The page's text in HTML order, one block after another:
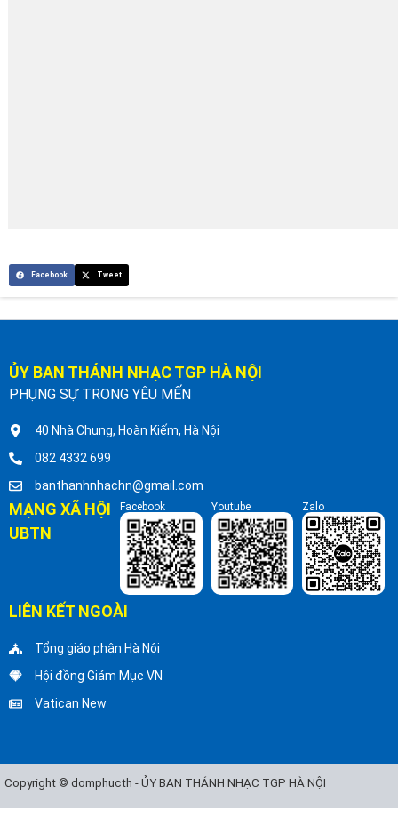
Facebook Tweet
ỦY BAN THÁNH NHẠC TGP HÀ NỘI
PHỤNG SỰ TRONG YÊU MẾN
40 Nhà Chung, Hoàn Kiếm, Hà Nội
082 4332 699
banthanhnhachn@gmail.com
MẠNG XÃ HỘI
UBTN
Facebook Youtube Zalo
LIÊN KẾT NGOÀI
Tổng giáo phận Hà Nội
Hội đồng Giám Mục VN
Vatican New
Copyright © domphucth - ỦY BAN THÁNH NHẠC TGP HÀ NỘI